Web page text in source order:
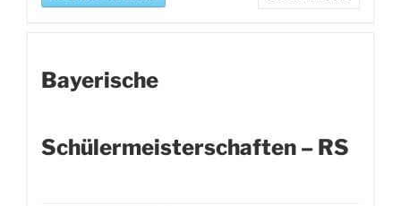
Bayerische
Schülermeisterschaften – RS